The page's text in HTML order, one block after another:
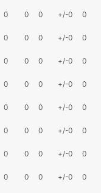
0 0 0 +/-0 0
0 0 0 +/-0 0
0 0 0 +/-0 0
0 0 0 +/-0 0
0 0 0 +/-0 0
0 0 0 +/-0 0
0 0 0 +/-0 0
0 0 0 +/-0 0